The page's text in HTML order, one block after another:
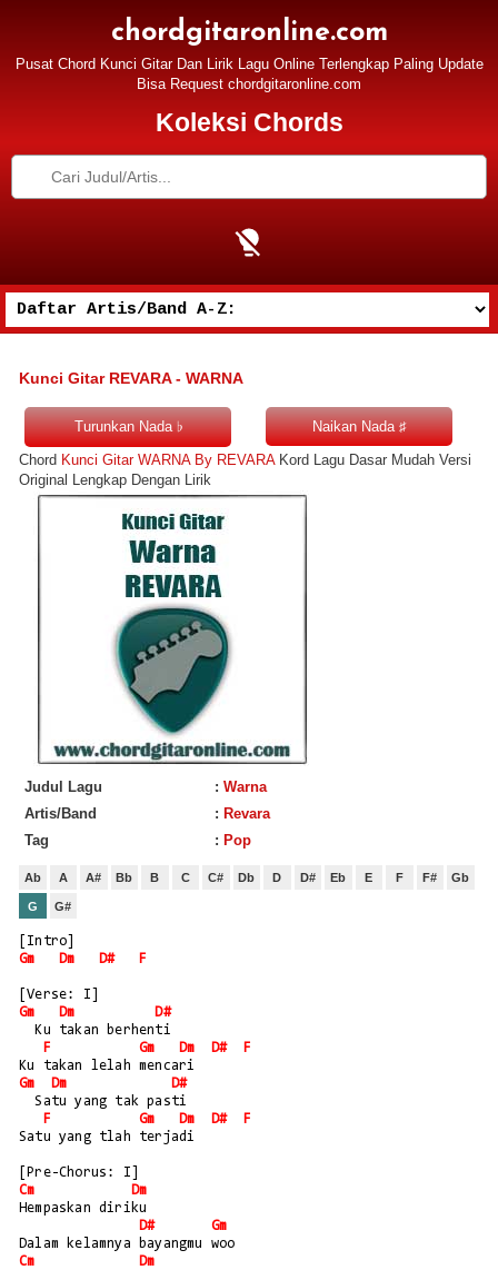
chordgitaronline.com
Pusat Chord Kunci Gitar Dan Lirik Lagu Online Terlengkap Paling Update
Bisa Request chordgitaronline.com
Koleksi Chords
Kunci Gitar REVARA - WARNA
Chord Kunci Gitar WARNA By REVARAKord Lagu Dasar Mudah Versi
Original Lengkap Dengan Lirik
Judul Lagu : Warna
Artis/Band
: Revara
Tag
: Pop
Ab A A# Bb B C C# Db D D# Eb E F F# Gb
G G#
[Intro]
Gm
Dm D# F
[Verse: I]
Gm
Dm
D#
  Ku takan berhenti
F
Gm Dm D#
F
Ku takan lelah mencari
Gm
Dm
D#
  Satu yang tak pasti
F
Gm Dm D#
F
Satu yang tlah terjadi
[Pre-Chorus: I]
Cm
Dm
Hempaskan diriku
D#
Gm
Dalam kelamnya bayangmu woo
Cm
Dm